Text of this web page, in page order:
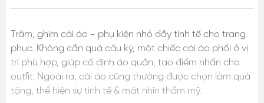
Trâm, ghim cài áo - phụ kiện nhỏ đầy tinh tế cho trang
phục. Không cần quá cầu kỳ, một chiếc cài áo phối ở vị
trí phù hợp, giúp cố định áo quần, tạo điểm nhấn cho
outfit. Ngoài ra, cài áo cũng thường được chọn làm quà
tặng, thể hiện sự tinh tế & mắt nhìn thẩm mỹ.